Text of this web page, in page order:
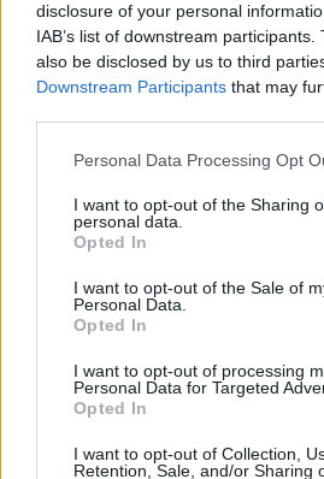
disclosure of your personal
IAB’s list of downstream
also be disclosed by us to third
Downstream Participants that may
Personal Data Processing Opt
I want to opt-out of the Sharing
personal data.
Opted In
I want to opt-out of the Sale of
Personal Data.
Opted In
I want to opt-out of processing
Personal Data for Targeted
Opted In
I want to opt-out of Collection,
Retention, Sale, and/or Sharing
SGD Rugby Casale 53
Ruggers Tarvisium 42
Pesaro Rugby 40
Villorba Rugby 31
Valpolicella Rugby 1974 30
Rugby Viadana 1970 24
Romagna R.F.C. 22
Rugby Feltre 13
Girone 4